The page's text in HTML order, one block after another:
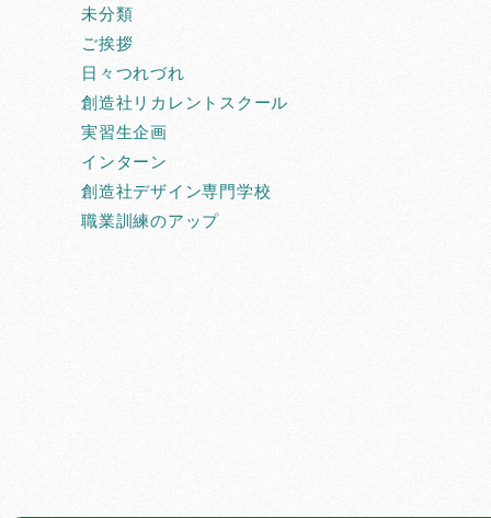
未分類
ご挨拶
日々つれづれ
創造社リカレントスクール
実習生企画
インターン
創造社デザイン専門学校
職業訓練のアップ